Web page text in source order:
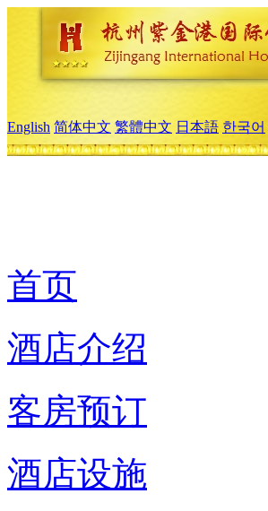
English 简体中文 繁體中文 日本語 한국어
首页
酒店介绍
客房预订
酒店设施